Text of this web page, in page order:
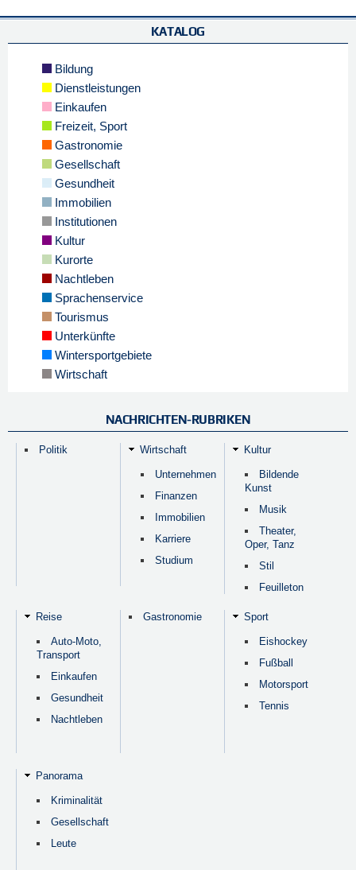
KATALOG
Bildung
Dienstleistungen
Einkaufen
Freizeit, Sport
Gastronomie
Gesellschaft
Gesundheit
Immobilien
Institutionen
Kultur
Kurorte
Nachtleben
Sprachenservice
Tourismus
Unterkünfte
Wintersportgebiete
Wirtschaft
NACHRICHTEN-RUBRIKEN
Politik Wirtschaft
Unternehmen
Finanzen
Immobilien
Karriere
Studium
Kultur
Bildende
Kunst
Musik
Theater,
Oper, Tanz
Stil
Feuilleton
Reise
Auto-Moto,
Transport
Einkaufen
Gesundheit
Nachtleben
Gastronomie Sport
Eishockey
Fußball
Motorsport
Tennis
Panorama
Kriminalität
Gesellschaft
Leute